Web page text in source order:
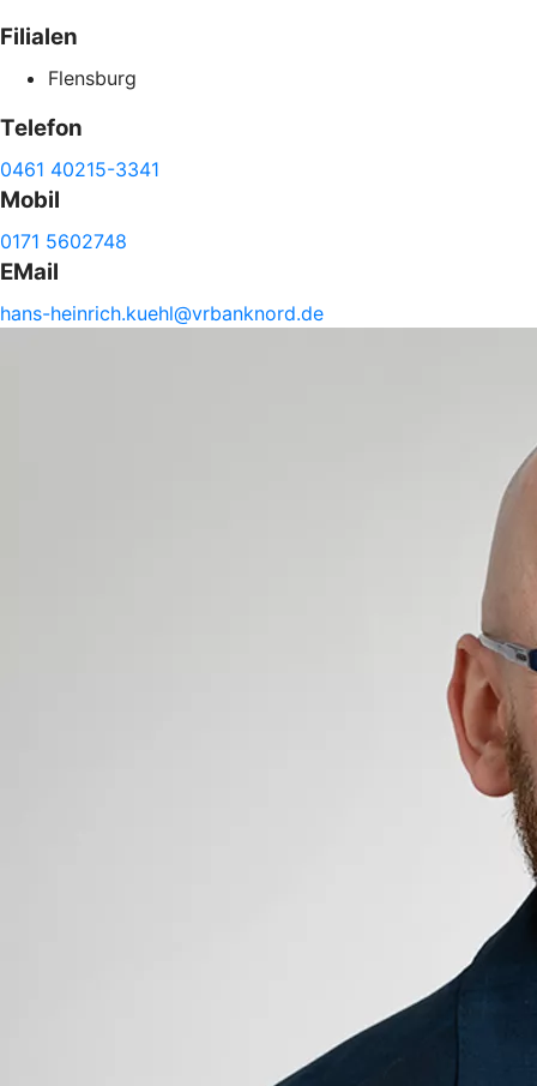
Filialen
Flensburg
Telefon
0461 40215-3341
Mobil
0171 5602748
EMail
hans-heinrich.kuehl@vrbanknord.de